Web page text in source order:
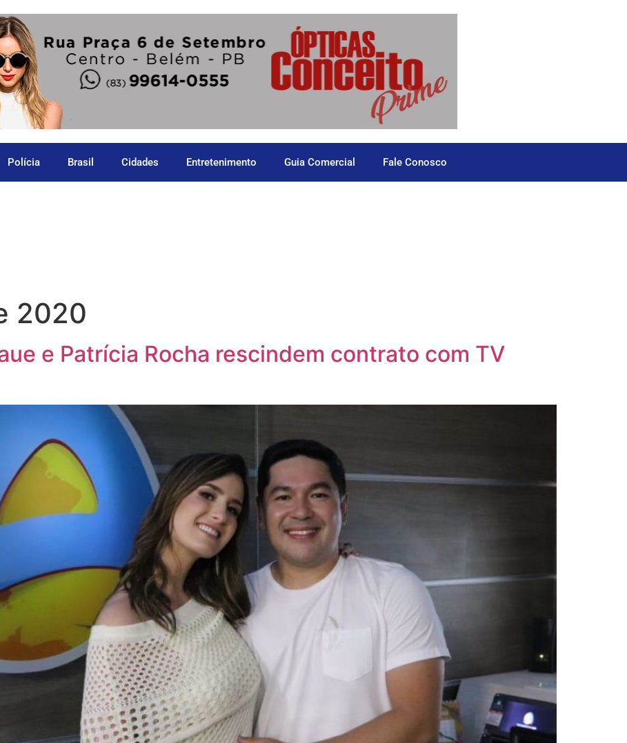
Polícia Brasil Cidades Entretenimento Guia Comercial Fale Conosco
2020
e Patrícia Rocha rescindem contrato com TV